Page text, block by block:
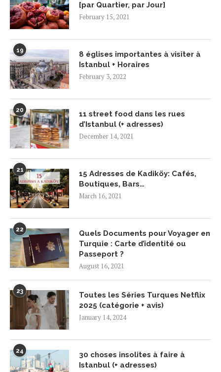
[par Quartier, par Jour]
February 15, 2021
19
8 églises importantes à visiter à
Istanbul + Horaires
February 3, 2022
20
11 street food dans les rues
d’Istanbul (+ adresses)
December 14, 2021
21
15 Adresses de Kadiköy: Cafés,
Boutiques, Bars…
March 16, 2021
22
Quels Documents pour Voyager en
Turquie : Carte d’identité ou
Passeport ?
August 16, 2021
23
Toutes les Séries Turques Netflix
2025 (catégorie + avis)
January 14, 2024
24
30 choses insolites à faire à
Istanbul (+ adresses)